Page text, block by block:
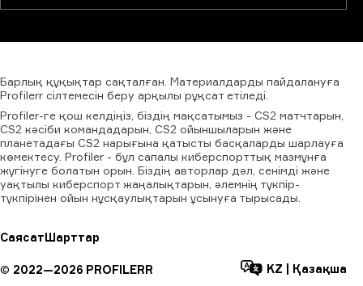
Барлық құқықтар сақталған. Материалдарды пайдалануға
Profilerr сілтемесін беру арқылы рұқсат етіледі.
Profiler-ге қош келдіңіз, біздің мақсатымыз - CS2 матчтарын,
CS2 кәсіби командадарын, CS2 ойыншыларын және
планетадағы CS2 нарығына қатысты басқаларды шарлауға
көмектесу. Profiler - бұл сапалы киберспорттық мазмұнға
жүгінуге болатын орын. Біздің авторлар дәл, сенімді және
уақтылы киберспорт жаңалықтарын, әлемнің түкпір-
түкпірінен ойын нұсқаулықтарын ұсынуға тырысады.
СаясатШарттар
© 2022—2026 PROFILERR KZ Қазақша